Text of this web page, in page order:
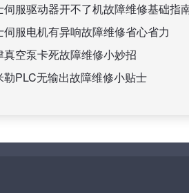
伺服驱动器开不了机故障维修基础指
伺服电机有异响故障维修省心省力
真空泵卡死故障维修小妙招
勒PLC无输出故障维修小贴士